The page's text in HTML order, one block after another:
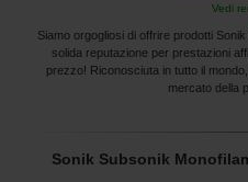
Vedi
Siamo orgogliosi di offrire prodotti
solida reputazione per prestazioni
prezzo! Riconosciuta in tutto il
mercato della
Sonik Subsonik